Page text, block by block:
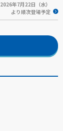
2026年7月22日（水）
より順次登場予定